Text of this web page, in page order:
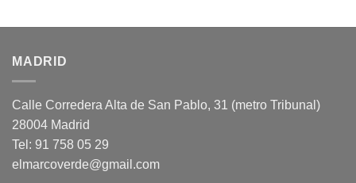
MADRID
Calle Corredera Alta de San Pablo, 31 (metro Tribunal)
28004 Madrid
Tel: 91 758 05 29
elmarcoverde@gmail.com